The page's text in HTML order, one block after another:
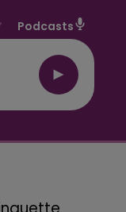
Podcasts